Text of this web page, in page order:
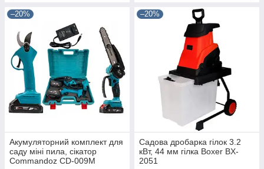
–20%
Акумуляторний комплект для
саду міні пила, сікатор
Commandoz CD-009M
–20%
Садова дробарка гілок 3.2
кВт, 44 мм гілка Boxer BX-
2051